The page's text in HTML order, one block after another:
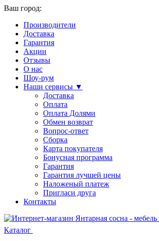
Ваш город:
Производители
Доставка
Гарантия
Акции
Отзывы
О нас
Шоу-рум
Наши сервисы ▼
Доставка
Оплата
Оплата Долями
Обмен возврат
Вопрос-ответ
Сборка
Карта покупателя
Бонусная программа
Гарантия
Гарантия лучшей цены
Наложеный платеж
Пригласи друга
Контакты
Каталог